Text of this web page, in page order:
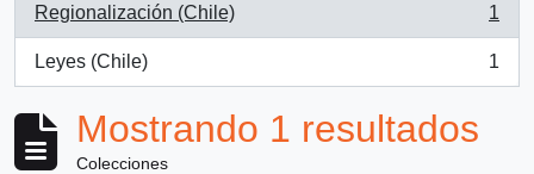
Regionalización (Chile)
, 1 resultados
1
Leyes (Chile)
, 1 resultados
1
Mostrando 1 resultados
Colecciones